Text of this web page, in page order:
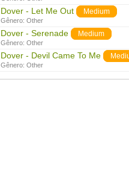
Dover - Let Me Out Medium
Gênero: Other
Dover - Serenade Medium
Gênero: Other
Dover - Devil Came To Me
Gênero: Other